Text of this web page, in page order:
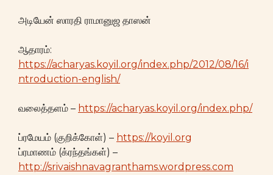
அடியேன் ஸாரதி ராமானுஜ தாஸன்
ஆதாரம்:
https://acharyas.koyil.org/index.php/2012/08/16/i
ntroduction-english/
வலைத்தளம் – https://acharyas.koyil.org/index.php/
ப்ரமேயம் (குறிக்கோள்) – https://koyil.org
ப்ரமாணம் (க்ரந்தங்கள்) –
http://srivaishnavagranthams.wordpress.com